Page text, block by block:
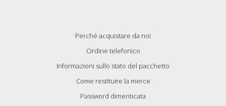
Perché acquistare da noi
Ordine telefonico
Informazioni sullo stato del pacchetto
Come restituire la merce
Password dimenticata